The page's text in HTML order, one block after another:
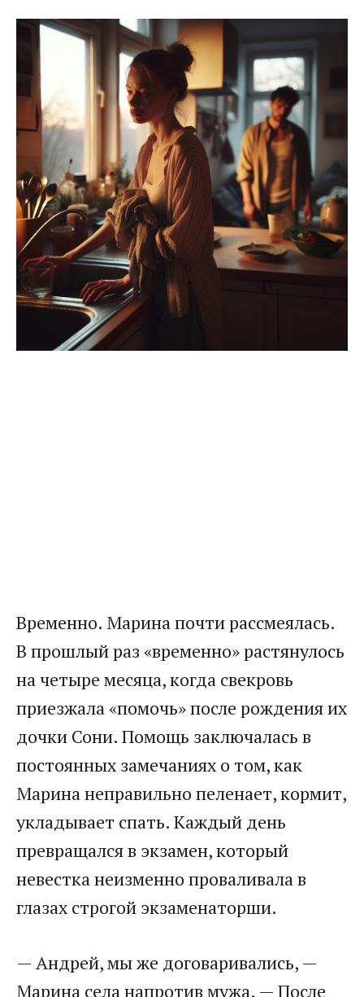
Временно. Марина почти рассмеялась.
В прошлый раз «временно» растянулось
на четыре месяца, когда свекровь
приезжала «помочь» после рождения их
дочки Сони. Помощь заключалась в
постоянных замечаниях о том, как
Марина неправильно пеленает, кормит,
укладывает спать. Каждый день
превращался в экзамен, который
невестка неизменно проваливала в
глазах строгой экзаменаторши.
— Андрей, мы же договаривались, —
Марина села напротив мужа. — После